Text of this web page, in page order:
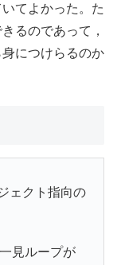
てよかった。た
るのであって，
につけらるのか
ェクト指向の
見ループが